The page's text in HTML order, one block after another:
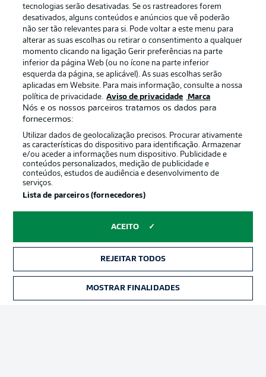
APLICATIVO DA BUNDESLIGA
Oferecido por
Gerir preferências Aviso de privacidade
Termos de uso Trabalhe conosco
tecnologias serão desativadas. Se os rastreadores forem
desativados, alguns conteúdos e anúncios que vê poderão
não ser tão relevantes para si. Pode voltar a este menu para
alterar as suas escolhas ou retirar o consentimento a qualquer
momento clicando na ligação Gerir preferências na parte
inferior da página Web (ou no ícone na parte inferior
esquerda da página, se aplicável). As suas escolhas serão
aplicadas em Website. Para mais informação, consulte a nossa
política de privacidade. Aviso de privacidade Marca
Nós e os nossos parceiros tratamos os dados para
fornecermos:
Utilizar dados de geolocalização precisos. Procurar ativamente
as características do dispositivo para identificação. Armazenar
e/ou aceder a informações num dispositivo. Publicidade e
conteúdos personalizados, medição de publicidade e
conteúdos, estudos de audiência e desenvolvimento de
serviços.
Lista de parceiros (fornecedores)
ACEITO
REJEITAR TODOS
MOSTRAR FINALIDADES